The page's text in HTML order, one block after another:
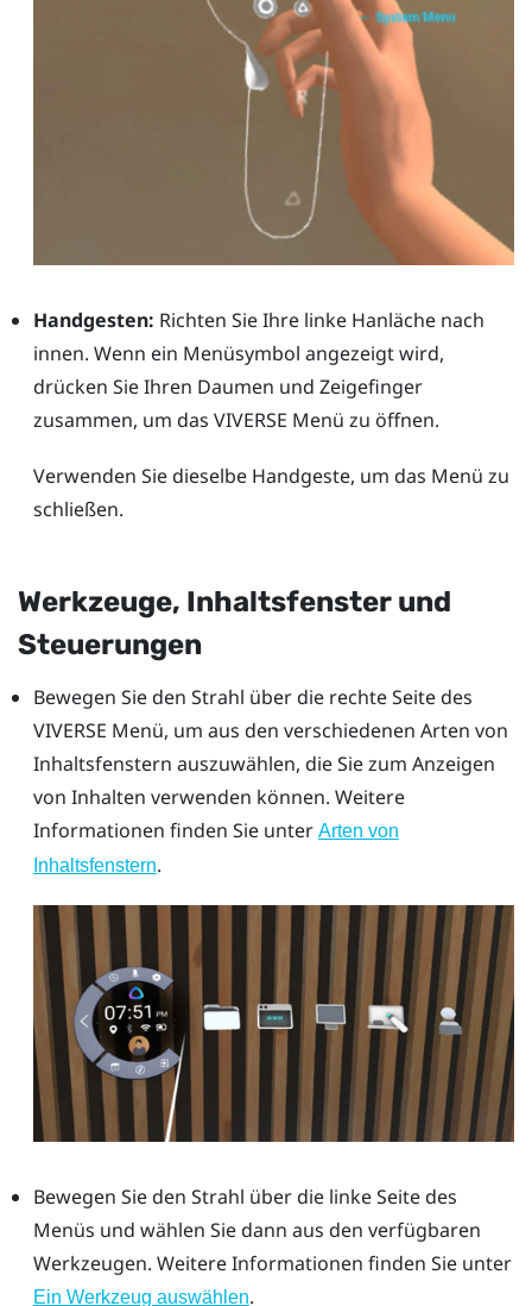
Handgesten: Richten Sie Ihre linke Hanläche nach
innen. Wenn ein Menüsymbol angezeigt wird,
drücken Sie Ihren Daumen und Zeigefinger
zusammen, um das VIVERSE Menü zu öffnen.
Verwenden Sie dieselbe Handgeste, um das Menü zu
schließen.
Werkzeuge, Inhaltsfenster und
Steuerungen
Bewegen Sie den Strahl über die rechte Seite des
VIVERSE Menü, um aus den verschiedenen Arten von
Inhaltsfenstern auszuwählen, die Sie zum Anzeigen
von Inhalten verwenden können. Weitere
Informationen finden Sie unter Arten von
Inhaltsfenstern.
Bewegen Sie den Strahl über die linke Seite des
Menüs und wählen Sie dann aus den verfügbaren
Werkzeugen. Weitere Informationen finden Sie unter
Ein Werkzeug auswählen.